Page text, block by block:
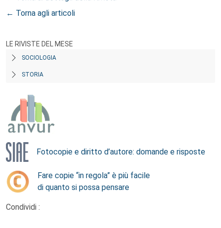
← Torna agli articoli
LE RIVISTE DEL MESE
SOCIOLOGIA
STORIA
Fotocopie e diritto d’autore: domande e risposte
Fare copie “in regola” è più facile
di quanto si possa pensare
Condividi :